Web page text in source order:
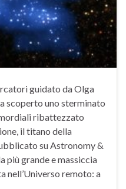
guidato da Olga
scoperto uno sterminato
ribattezzato
il titano della
su Astronomy &
più grande e massiccia
nell’Universo remoto: a